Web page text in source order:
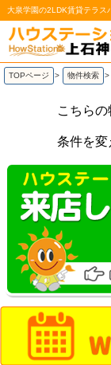
大泉学園の2LDK賃貸テラス
TOPページ > 物件検索 >
こちらの
条件を変